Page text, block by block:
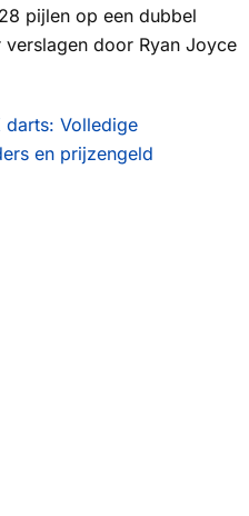
pijlen op een dubbel
door Ryan Joyce
darts: Volledige
en prijzengeld